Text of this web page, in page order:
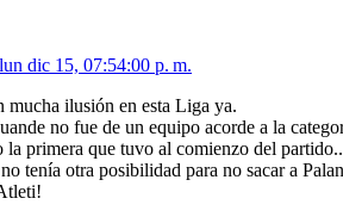
lun dic 15, 07:54:00 p. m.
mucha ilusión en esta Liga ya.
no fue de un equipo acorde a la
la primera que tuvo al comienzo del
tenía otra posibilidad para no sacar a